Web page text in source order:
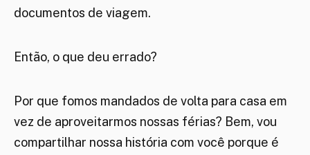
documentos de viagem.
Então, o que deu errado?
Por que fomos mandados de volta para casa em
vez de aproveitarmos nossas férias? Bem, vou
compartilhar nossa história com você porque é